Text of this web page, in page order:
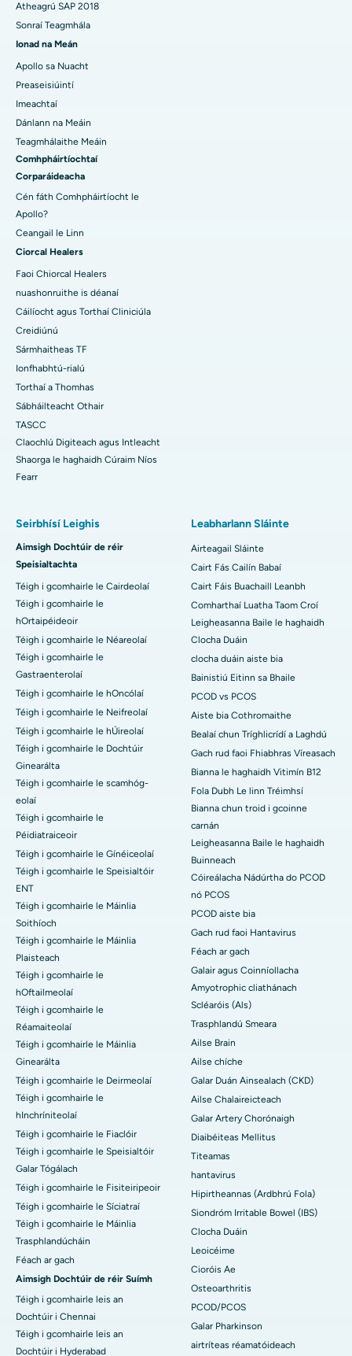
Atheagrú SAP 2018
Sonraí Teagmhála
Ionad na Meán
Apollo sa Nuacht
Preaseisiúintí
Imeachtaí
Dánlann na Meáin
Teagmhálaithe Meáin
Comhpháirtíochtaí
Corparáideacha
Cén fáth Comhpháirtíocht le
Apollo?
Ceangail le Linn
Ciorcal Healers
Faoi Chiorcal Healers
nuashonruithe is déanaí
Cáilíocht agus Torthaí Cliniciúla
Creidiúnú
Sármhaitheas TF
Ionfhabhtú-rialú
Torthaí a Thomhas
Sábháilteacht Othair
TASCC
Claochlú Digiteach agus Intleacht
Shaorga le haghaidh Cúraim Níos
Fearr
Seirbhísí Leighis
Aimsigh Dochtúir de réir
Speisialtachta
Téigh i gcomhairle le Cairdeolaí
Téigh i gcomhairle le
hOrtaipéideoir
Téigh i gcomhairle le Néareolaí
Téigh i gcomhairle le
Gastraenterolaí
Téigh i gcomhairle le hOncólaí
Téigh i gcomhairle le Neifreolaí
Téigh i gcomhairle le hÚireolaí
Téigh i gcomhairle le Dochtúir
Ginearálta
Téigh i gcomhairle le scamhóg-
eolaí
Téigh i gcomhairle le
Péidiatraiceoir
Téigh i gcomhairle le Gínéiceolaí
Téigh i gcomhairle le Speisialtóir
ENT
Téigh i gcomhairle le Máinlia
Soithíoch
Téigh i gcomhairle le Máinlia
Plaisteach
Téigh i gcomhairle le
hOftailmeolaí
Téigh i gcomhairle le
Réamaiteolaí
Téigh i gcomhairle le Máinlia
Ginearálta
Téigh i gcomhairle le Deirmeolaí
Téigh i gcomhairle le
hInchríniteolaí
Téigh i gcomhairle le Fiaclóir
Téigh i gcomhairle le Speisialtóir
Galar Tógálach
Téigh i gcomhairle le Fisiteiripeoir
Téigh i gcomhairle le Síciatraí
Téigh i gcomhairle le Máinlia
Trasphlandúcháin
Féach ar gach
Aimsigh Dochtúir de réir Suímh
Téigh i gcomhairle leis an
Dochtúir i Chennai
Téigh i gcomhairle leis an
Dochtúir i Hyderabad
Leabharlann Sláinte
Airteagail Sláinte
Cairt Fás Cailín Babaí
Cairt Fáis Buachaill Leanbh
Comharthaí Luatha Taom Croí
Leigheasanna Baile le haghaidh
Clocha Duáin
clocha duáin aiste bia
Bainistiú Eitinn sa Bhaile
PCOD vs PCOS
Aiste bia Cothromaithe
Bealaí chun Tríghlicrídí a Laghdú
Gach rud faoi Fhiabhras Víreasach
Bianna le haghaidh Vitimín B12
Fola Dubh Le linn Tréimhsí
Bianna chun troid i gcoinne
carnán
Leigheasanna Baile le haghaidh
Buinneach
Cóireálacha Nádúrtha do PCOD
nó PCOS
PCOD aiste bia
Gach rud faoi Hantavirus
Féach ar gach
Galair agus Coinníollacha
Amyotrophic cliathánach
Scléaróis (Als)
Trasphlandú Smeara
Ailse Brain
Ailse chíche
Galar Duán Ainsealach (CKD)
Ailse Chalaireicteach
Galar Artery Chorónaigh
Diaibéiteas Mellitus
Titeamas
hantavirus
Hipirtheannas (Ardbhrú Fola)
Siondróm Irritable Bowel (IBS)
Clocha Duáin
Leoicéime
Cioróis Ae
Osteoarthritis
PCOD/PCOS
Galar Pharkinson
airtríteas réamatóideach